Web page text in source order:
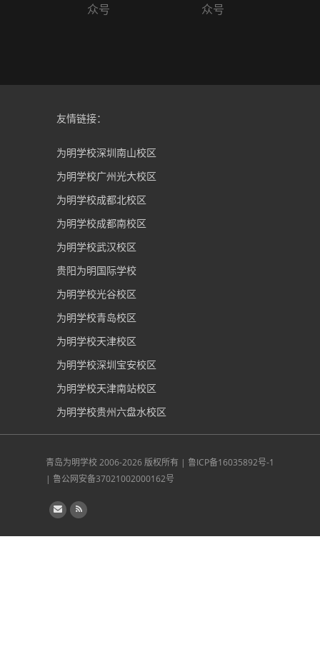
众号 众号
友情链接：
为明学校深圳南山校区
为明学校广州光大校区
为明学校成都北校区
为明学校成都南校区
为明学校武汉校区
贵阳为明国际学校
为明学校光谷校区
为明学校青岛校区
为明学校天津校区
为明学校深圳宝安校区
为明学校天津南站校区
为明学校贵州六盘水校区
青岛为明学校2006-2026 版权所有 | 鲁ICP备16035892号-1
| 鲁公网安备37021002000162号